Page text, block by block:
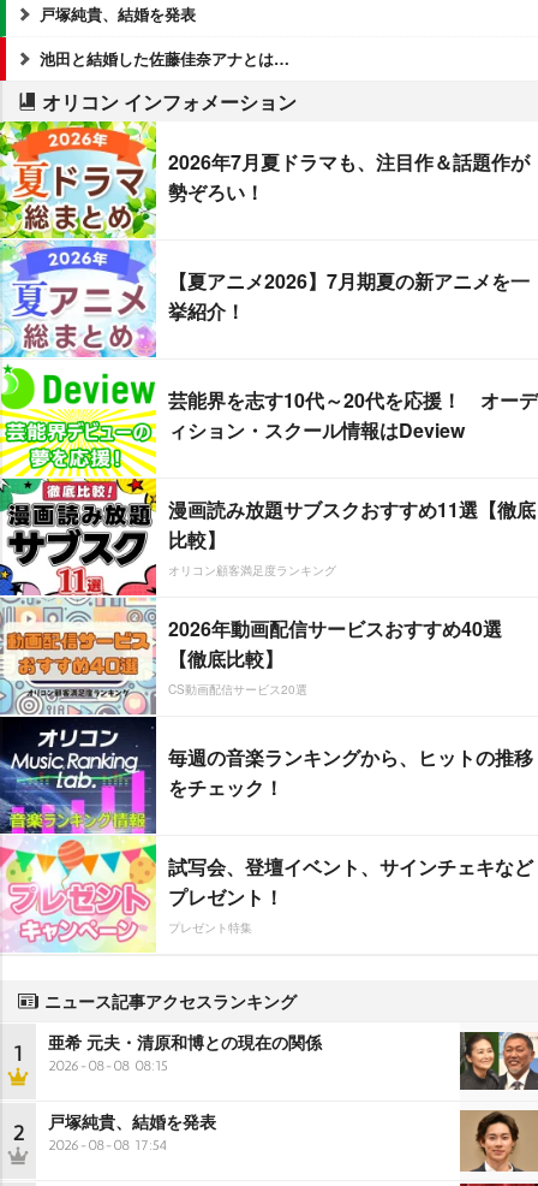
戸塚純貴、結婚を発表
池田と結婚した佐藤佳奈アナとは…
オリコン インフォメーション
2026年7月夏ドラマも、注目作＆話題作が
勢ぞろい！
【夏アニメ2026】7月期夏の新アニメを一
挙紹介！
芸能界を志す10代～20代を応援！ オーデ
ィション・スクール情報はDeview
漫画読み放題サブスクおすすめ11選【徹底
比較】
オリコン顧客満足度ランキング
2026年動画配信サービスおすすめ40選
【徹底比較】
CS動画配信サービス20選
毎週の音楽ランキングから、ヒットの推移
をチェック！
試写会、登壇イベント、サインチェキなど
プレゼント！
プレゼント特集
ニュース記事アクセスランキング
1 亜希 元夫・清原和博との現在の関係
2026-08-08 08:15
2 戸塚純貴、結婚を発表
2026-08-08 17:54